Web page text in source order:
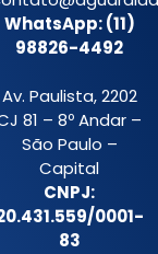
WhatsApp: (11)
98826-4492
Av. Paulista, 2202
81 – 8º Andar –
São Paulo –
Capital
CNPJ:
0001-
83